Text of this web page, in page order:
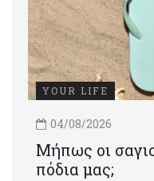
YOUR LIFE
04/08/2026
Μήπως οι
πόδια μας;